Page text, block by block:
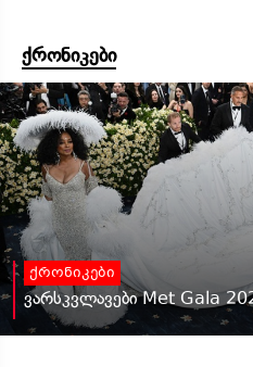
ქრონიკები
ქრონიკები
ვარსკვლავები Met Gala